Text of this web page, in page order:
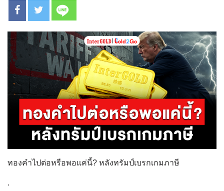
ทองคำไปต่อหรือพอเเค่นี้? หลังทรัมป์เบรกเกมภาษี
.